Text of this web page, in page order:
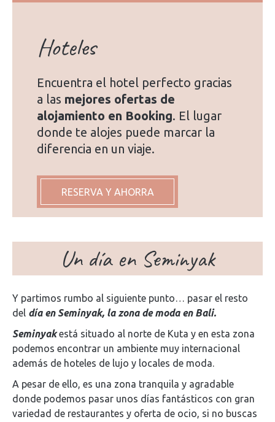
Hoteles
Encuentra el hotel perfecto gracias
a las mejores ofertas de
alojamiento en Booking. El lugar
donde te alojes puede marcar la
diferencia en un viaje.
RESERVA Y AHORRA
Un día en Seminyak
Y partimos rumbo al siguiente punto… pasar el resto
del día en Seminyak, la zona de moda en Bali.
Seminyakestá situado al norte de Kuta y en esta zona
podemos encontrar un ambiente muy internacional
además de hoteles de lujo y locales de moda.
A pesar de ello, es una zona tranquila y agradable
donde podemos pasar unos días fantásticos con gran
variedad de restaurantes y oferta de ocio, si no buscas